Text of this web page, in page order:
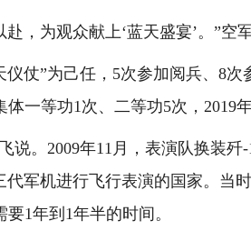
为观众献上‘蓝天盛宴’。”空
”为己任，5次参加阅兵、8次
一等功1次、二等功5次，2019
。2009年11月，表演队换装歼
军机进行飞行表演的国家。当
1年到1年半的时间。